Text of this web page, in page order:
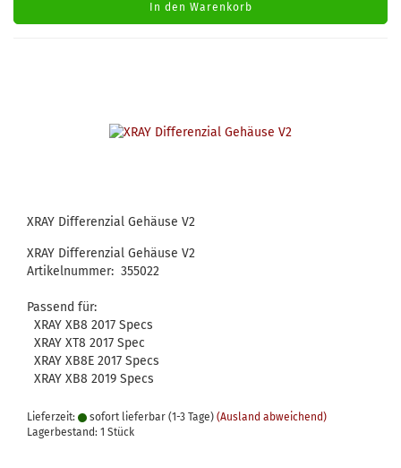
In den Warenkorb
XRAY Differenzial Gehäuse V2
XRAY Differenzial Gehäuse V2
Artikelnummer: 355022
Passend für:
XRAY XB8 2017 Specs
XRAY XT8 2017 Spec
XRAY XB8E 2017 Specs
XRAY XB8 2019 Specs
Lieferzeit: sofort lieferbar (1-3 Tage) (Ausland abweichend)
Lagerbestand: 1 Stück